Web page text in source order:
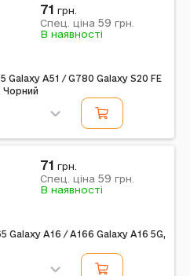
Galaxy A51 / G780 Galaxy S20 FE
Чорний
71 грн.
Спец. ціна 59 грн.
В наявності
Galaxy A16 / A166 Galaxy A16 5G,
71 грн.
Спец. ціна 59 грн.
В наявності